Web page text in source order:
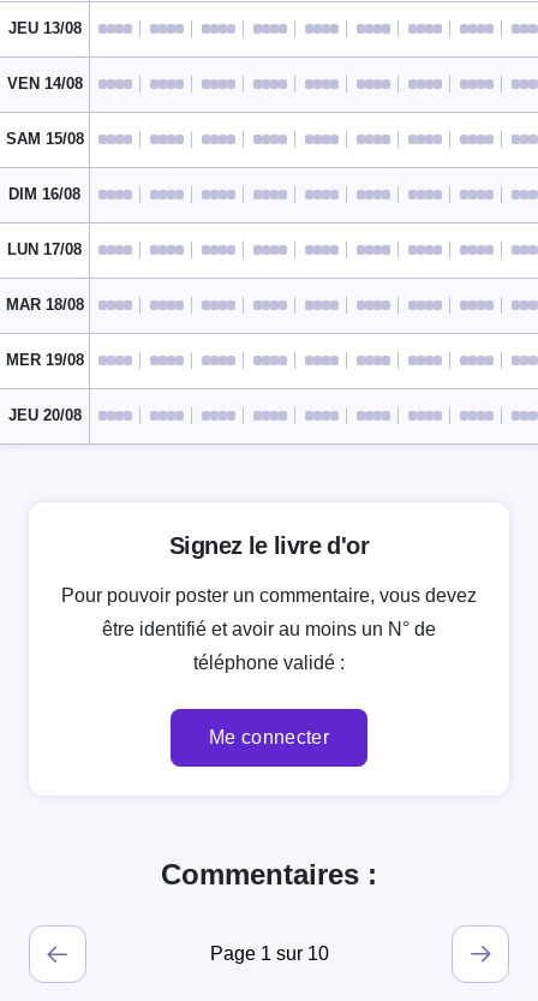
JEU 13/08
VEN 14/08
SAM 15/08
DIM 16/08
LUN 17/08
MAR 18/08
MER 19/08
JEU 20/08
Signez le livre d'or
Pour pouvoir poster un commentaire, vous devez
être identifié et avoir au moins un N° de
téléphone validé :
Me connecter
Commentaires :
Page 1 sur 10